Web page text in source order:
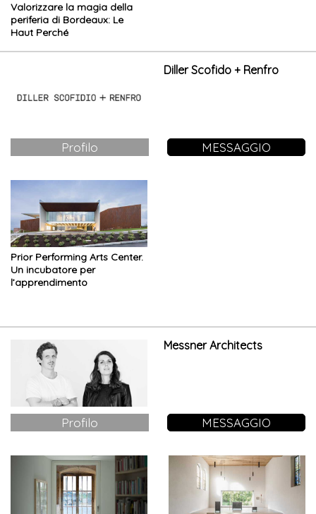
Valorizzare la magia della
periferia di Bordeaux: Le
Haut Perché
Diller Scofido + Renfro
Profilo MESSAGGIO
Prior Performing Arts Center.
Un incubatore per
l’apprendimento
Messner Architects
Profilo MESSAGGIO